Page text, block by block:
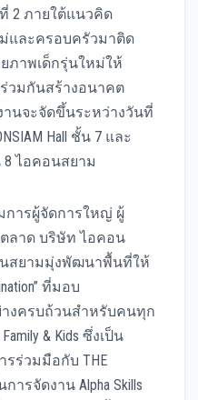
ที่ 2 ภายใต้แนวคิด
แม่และครอบครัวมาติด
ภาพเด็กรุ่นใหม่ให้
วมกันสร้างอนาคต
านจะจัดขึ้นระหว่างวันที่
Hall ชั้น 7 และ
8 ไอคอนสยาม
การผู้จัดการใหญ่ ผู้
ลาด บริษัท ไอคอน
นสยามมุ่งพัฒนาพื้นที่ให้
ที่มอบ
งครบถ้วนสำหรับคนทุก
& Kids ซึ่งเป็น
ร่วมมือกับ THE
การจัดงาน Alpha Skills